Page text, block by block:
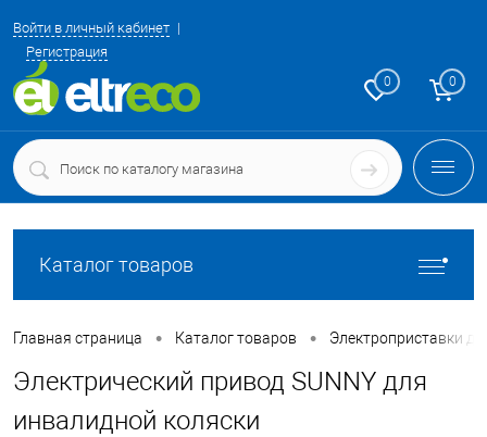
Войти в личный кабинет
Регистрация
0 0
Каталог товаров
Главная страница • Каталог товаров • Электроприставки
Электрический привод SUNNY для
инвалидной коляски